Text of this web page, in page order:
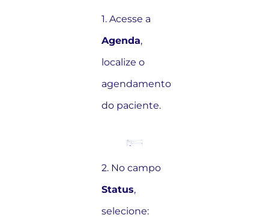
1. Acesse a
Agenda,
localize o
agendamento
do paciente.
2. No campo
Status,
selecione: